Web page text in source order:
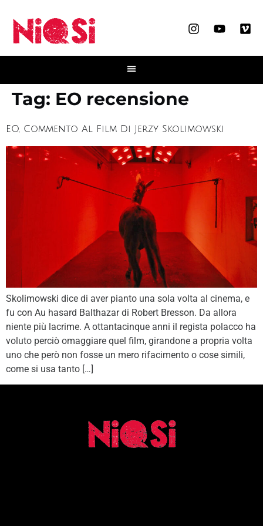
Tag: EO recensione
EO, Commento Al Film Di Jerzy Skolimowski
Skolimowski dice di aver pianto una sola volta al cinema, e
fu con Au hasard Balthazar di Robert Bresson. Da allora
niente più lacrime. A ottantacinque anni il regista polacco ha
voluto perciò omaggiare quel film, girandone a propria volta
uno che però non fosse un mero rifacimento o cose simili,
come si usa tanto […]